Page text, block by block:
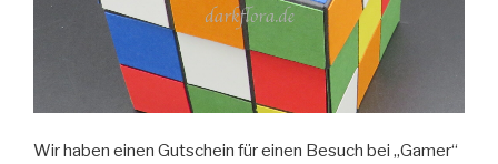
Wir haben einen Gutschein für einen Besuch bei „Gamer“